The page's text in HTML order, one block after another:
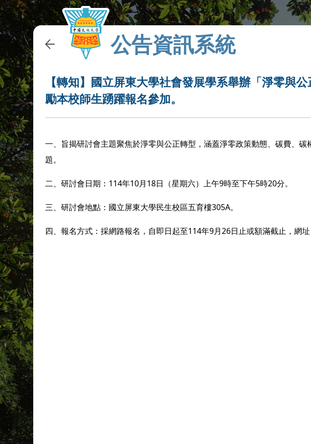
公告資訊系統
【轉知】國立屏東大學社會發展學系舉辦「淨零與
勵本校師生踴躍報名參加。
一、旨揭研討會主題聚焦於淨零與公正轉型，涵蓋淨零政策動態、碳費、
題。
二、研討會日期：114年10月18日（星期六）上午9時至下午5時20分。
三、研討會地點：國立屏東大學民生校區五育樓305A。
四、報名方式：採網路報名，自即日起至114年9月26日止或額滿截止，網址